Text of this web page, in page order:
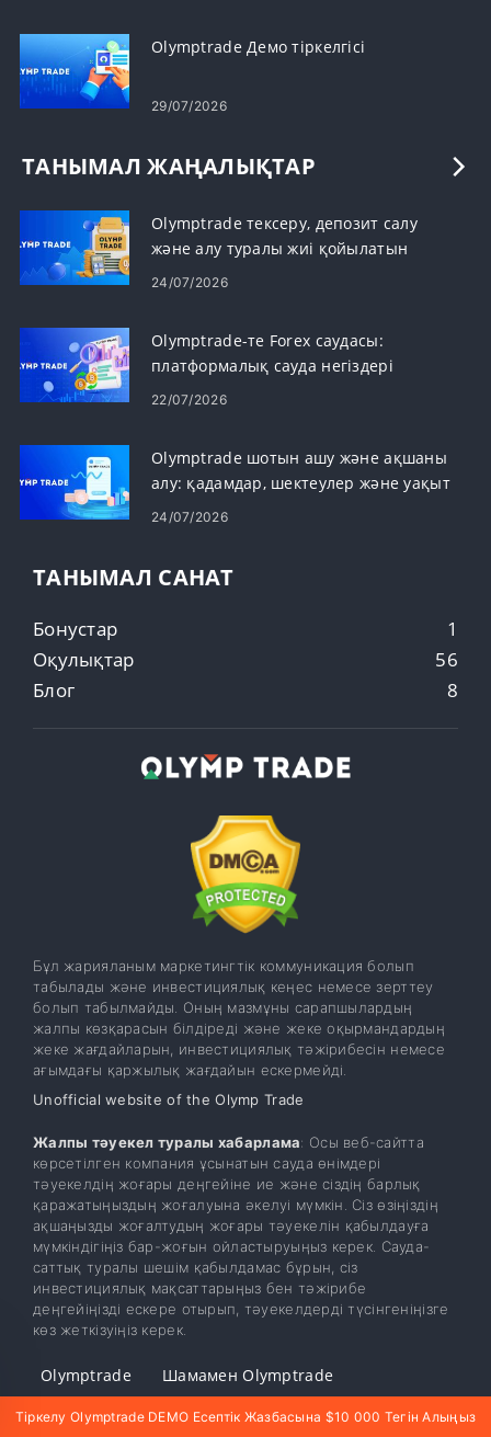
Olymptrade Демо тіркелгісі
29/07/2026
ТАНЫМАЛ ЖАҢАЛЫҚТАР
Olymptrade тексеру, депозит салу
және алу туралы жиі қойылатын
сұрақтар
24/07/2026
Olymptrade-те Forex саудасы:
платформалық сауда негіздері
22/07/2026
Olymptrade шотын ашу және ақшаны
алу: қадамдар, шектеулер және уақыт
24/07/2026
ТАНЫМАЛ САНАТ
Бонустар
1
Оқулықтар
56
Блог
8
Бұл жарияланым маркетингтік коммуникация болып
табылады және инвестициялық кеңес немесе зерттеу
болып табылмайды. Оның мазмұны сарапшылардың
жалпы көзқарасын білдіреді және жеке оқырмандардың
жеке жағдайларын, инвестициялық тәжірибесін немесе
ағымдағы қаржылық жағдайын ескермейді.
Unofficial website of the Olymp Trade
Жалпы тәуекел туралы хабарлама: Осы веб-сайтта
көрсетілген компания ұсынатын сауда өнімдері
тәуекелдің жоғары деңгейіне ие және сіздің барлық
қаражатыңыздың жоғалуына әкелуі мүмкін. Сіз өзіңіздің
ақшаңызды жоғалтудың жоғары тәуекелін қабылдауға
мүмкіндігіңіз бар-жоғын ойластыруыңыз керек. Сауда-
саттық туралы шешім қабылдамас бұрын, сіз
инвестициялық мақсаттарыңыз бен тәжірибе
деңгейіңізді ескере отырып, тәуекелдерді түсінгеніңізге
көз жеткізуіңіз керек.
Olymptrade
Шамамен Olymptrade
Серіктестік Бағдарламасы
Кіру Тіркелу
Тіркелу Olymptrade DEMO Есептік Жазбасына $10 000 Тегін Алыңыз